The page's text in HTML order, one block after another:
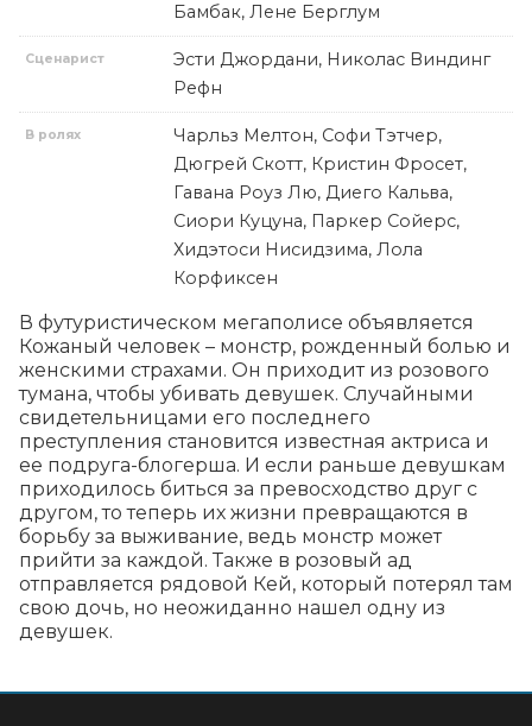
Бамбак, Лене Берглум
Сценарист
Эсти Джордани, Николас Виндинг
Рефн
В ролях
Чарльз Мелтон, Софи Тэтчер,
Дюгрей Скотт, Кристин Фросет,
Гавана Роуз Лю, Диего Кальва,
Сиори Куцуна, Паркер Сойерс,
Хидэтоси Нисидзима, Лола
Корфиксен
В футуристическом мегаполисе объявляется
Кожаный человек – монстр, рожденный болью и
женскими страхами. Он приходит из розового
тумана, чтобы убивать девушек. Случайными
свидетельницами его последнего
преступления становится известная актриса и
ее подруга-блогерша. И если раньше девушкам
приходилось биться за превосходство друг с
другом, то теперь их жизни превращаются в
борьбу за выживание, ведь монстр может
прийти за каждой. Также в розовый ад
отправляется рядовой Кей, который потерял там
свою дочь, но неожиданно нашел одну из
девушек.